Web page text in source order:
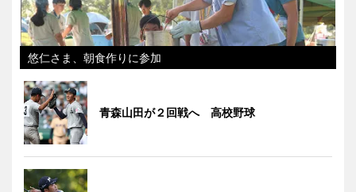
悠仁さま、朝食作りに参加
青森山田が２回戦へ 高校野球